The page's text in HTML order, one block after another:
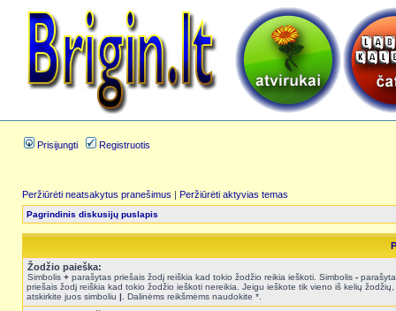
Prisijungti Registruotis
Peržiūrėti neatsakytus pranešimus | Peržiūrėti aktyvias temas
Pagrindinis diskusijų puslapis
Žodžio paieška:
Simbolis + parašytas priešais žodį reiškia kad tokio žodžio reikia ieškoti. Simbolis -
priešais žodį reiškia kad tokio žodžio ieškoti nereikia. Jeigu ieškote tik vieno iš kelių žodžių,
atskirkite juos simboliu | . Dalinėms reikšmėms naudokite *.